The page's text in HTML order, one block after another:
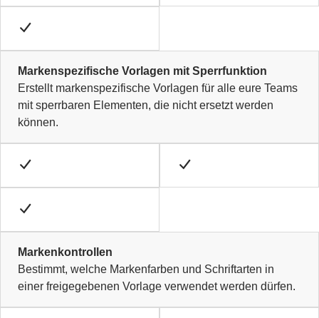
Markenspezifische Vorlagen mit Sperrfunktion
Erstellt markenspezifische Vorlagen für alle eure Teams
mit sperrbaren Elementen, die nicht ersetzt werden
können.
Markenkontrollen
Bestimmt, welche Markenfarben und Schriftarten in
einer freigegebenen Vorlage verwendet werden dürfen.